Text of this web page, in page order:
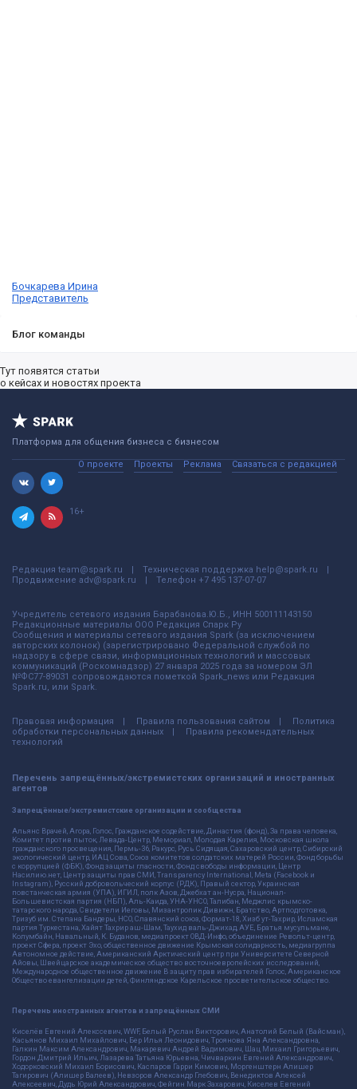
Бочкарева Ирина
Представитель
Блог команды
Тут появятся статьи
о кейсах и новостях проекта
Платформа для общения бизнеса с бизнесом
О проекте Проекты Реклама Связаться с редакцией
16+
Редакция team@spark.ru Техническая поддержка help@spark.ru
Продвижение adv@spark.ru Телефон +7 495 137-07-07
Учредитель сетевого издания Барабанова.Ю.Б., ИНН 500111143150
Редакционные материалы ООО Редакция Спарк Ру
Сообщения и материалы сетевого издания Spark (за исключением
авторских колонок) (зарегистрировано Федеральной службой по
надзору в сфере связи, информационных технологий и массовых
коммуникаций (Роскомнадзор) 27 января 2025 года за номером ЭЛ
№ФС77-89031 сопровождаются пометкой Spark_news или Редакция
Spark.ru, или Spark.
Правовая информация Правила пользования сайтом
Политика
обработки персональных данных
Правила рекомендательных
технологий
Перечень запрещённых/экстремистских организаций и иностранных
агентов
Запрещённые/экстремистские организации и сообщества
Альянс Врачей, Агора, Голос, Гражданское содействие, Династия (фонд), За права человека,
Комитет против пыток, Левада-Центр, Мемориал, Молодая Карелия, Московская школа
гражданского просвещения, Пермь-36, Ракурс, Русь Сидящая, Сахаровский центр, Сибирский
экологический центр, ИАЦ Сова, Союз комитетов солдатских матерей России, Фонд борьбы
с коррупцией (ФБК), Фонд защиты гласности, Фонд свободы информации, Центр
Насилию.нет, Центр защиты прав СМИ, Transparency International, Meta (Facebook и
Instagram), Русский добровольческий корпус (РДК), Правый сектор, Украинская
повстанческая армия (УПА), ИГИЛ, полк Азов, Джебхат ан-Нусра, Национал-
Большевистская партия (НБП), Аль-Каида, УНА-УНСО, Талибан, Меджлис крымско-
татарского народа, Свидетели Иеговы, Мизантропик Дивижн, Братство, Артподготовка,
Тризуб им. Степана Бандеры, НСО, Славянский союз, Формат-18, Хизб ут-Тахрир, Исламская
партия Туркестана, Хайят Тахрир аш-Шам, Таухид валь-Джихад, АУЕ, Братья мусульмане,
Колумбайн, Навальный, К. Буданов, медиапроект ОВД-Инфо, объединение Револьт-центр,
проект Сфера, проект Эхо, общественное движение Крымская солидарность, медиагруппа
Автономное действие, Американский Арктический центр при Университете Северной
Айовы, Швейцарское академическое общество восточноевропейских исследований,
Международное общественное движение В защиту прав избирателей Голос, Американское
Общество евангелизации детей, Финляндское Карельское просветительское общество.
Перечень иностранных агентов и запрещённых СМИ
Киселёв Евгений Алекссевич, WWF, Белый Руслан Викторович, Анатолий Белый (Вайсман),
Касьянов Михаил Михайлович, Бер Илья Леонидович, Троянова Яна Александровна,
Галкин Максим Александрович, Макаревич Андрей Вадимович, Шац Михаил Григорьевич,
Гордон Дмитрий Ильич, Лазарева Татьяна Юрьевна, Чичваркин Евгений Александрович,
Ходорковский Михаил Борисович, Каспаров Гарри Кимович, Моргенштерн Алишер
Тагирович (Алишер Валеев), Невзоров Александр Глебович, Венедиктов Алексей
Алексеевич, Дудь Юрий Александрович, Фейгин Марк Захарович, Киселев Евгений